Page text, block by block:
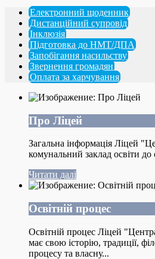
Електронний щоденник
Дистанційний супровід
Інклюзія
Підготовка до НМТ/ДПА
Запобігання насильству
Звернення громадян
Оплата за харчування
Про Ліцей
Загальна інформація Ліцей
комунальний заклад освіти до
Читати далі
Освітній процес
Освітній процес Ліцей
має свою історію, традиції,
процесу та власну...